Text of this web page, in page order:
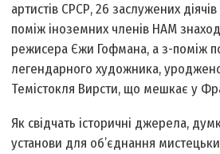
артистів СРСР, 26 заслужених
поміж іноземних членів НАМ
режисера Єжи Гофмана, а з-поміж
легендарного художника,
Темістокля Вирсти, що мешкає у
Як свідчать історичні джерела,
установи для об’єднання